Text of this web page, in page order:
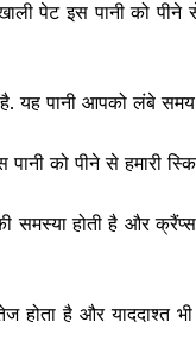
पेट इस पानी को
है. यह पानी आपको लंबे
को पीने से हमारी
समस्या होती है और
होता है और याददाश्त